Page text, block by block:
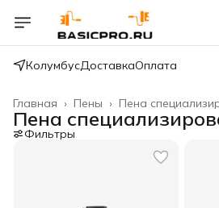
КолумбусДоставкаОплата
Пена
Пены ›
Главная ›
Пена
Фильтры